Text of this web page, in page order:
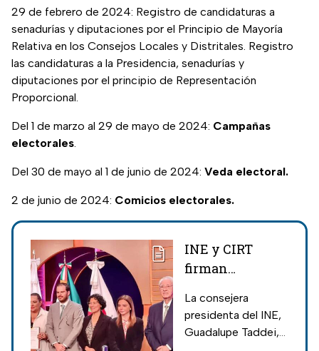
29 de febrero de 2024: Registro de candidaturas a
senadurías y diputaciones por el Principio de Mayoría
Relativa en los Consejos Locales y Distritales. Registro
las candidaturas a la Presidencia, senadurías y
diputaciones por el principio de Representación
Proporcional.
Del 1 de marzo al 29 de mayo de 2024: Campañas
electorales.
Del 30 de mayo al 1 de junio de 2024: Veda electoral.
2 de junio de 2024: Comicios electorales.
INE y CIRT
firman
garantizar un
voto informado
La consejera
presidenta del INE,
Guadalupe Taddei,